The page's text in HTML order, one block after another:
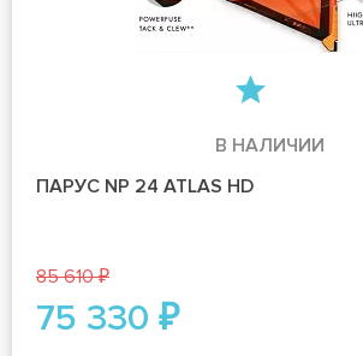
В НАЛИЧИИ
ПАРУС NP 24 ATLAS HD
85 610 ₽
75 330 ₽